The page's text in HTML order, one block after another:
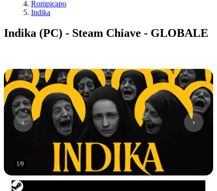
Rompicapo
Indika
Indika (PC) - Steam Chiave - GLOBALE
1/9